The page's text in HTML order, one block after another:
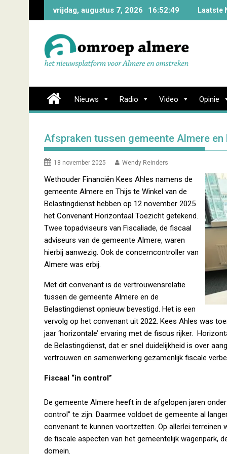
vrijdag, augustus 7, 2026 16:52:50 Laatste
Nieuws Radio Video Opinie
Afspraken tussen gemeente Almere
18 november 2025 Wendy Reinders
Wethouder Financiën Kees Ahles namens de
gemeente Almere en Thijs te Winkel van de
Belastingdienst hebben op 12 november 2025
het Convenant Horizontaal Toezicht getekend.
Twee topadviseurs van Fiscaliade, de fiscaal
adviseurs van de gemeente Almere, waren
hierbij aanwezig. Ook de concerncontroller van
Almere was erbij.
Met dit convenant is de vertrouwensrelatie
tussen de gemeente Almere en de
Belastingdienst opnieuw bevestigd. Het is een
vervolg op het convenant uit 2022. Kees Ahles was
jaar ‘horizontale’ ervaring met de fiscus rijker.
de Belastingdienst, dat er snel duidelijkheid is over
vertrouwen en samenwerking gezamenlijk fiscale
Fiscaal “in control”
De gemeente Almere heeft in de afgelopen jaren
control” te zijn. Daarmee voldoet de gemeente al
convenant te kunnen voortzetten. Op allerlei
de fiscale aspecten van het gemeentelijk wagenpark,
domein.